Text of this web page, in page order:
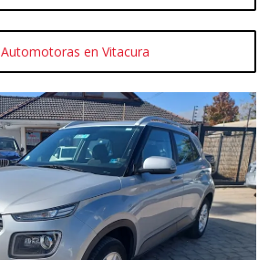
Automotoras en Vitacura